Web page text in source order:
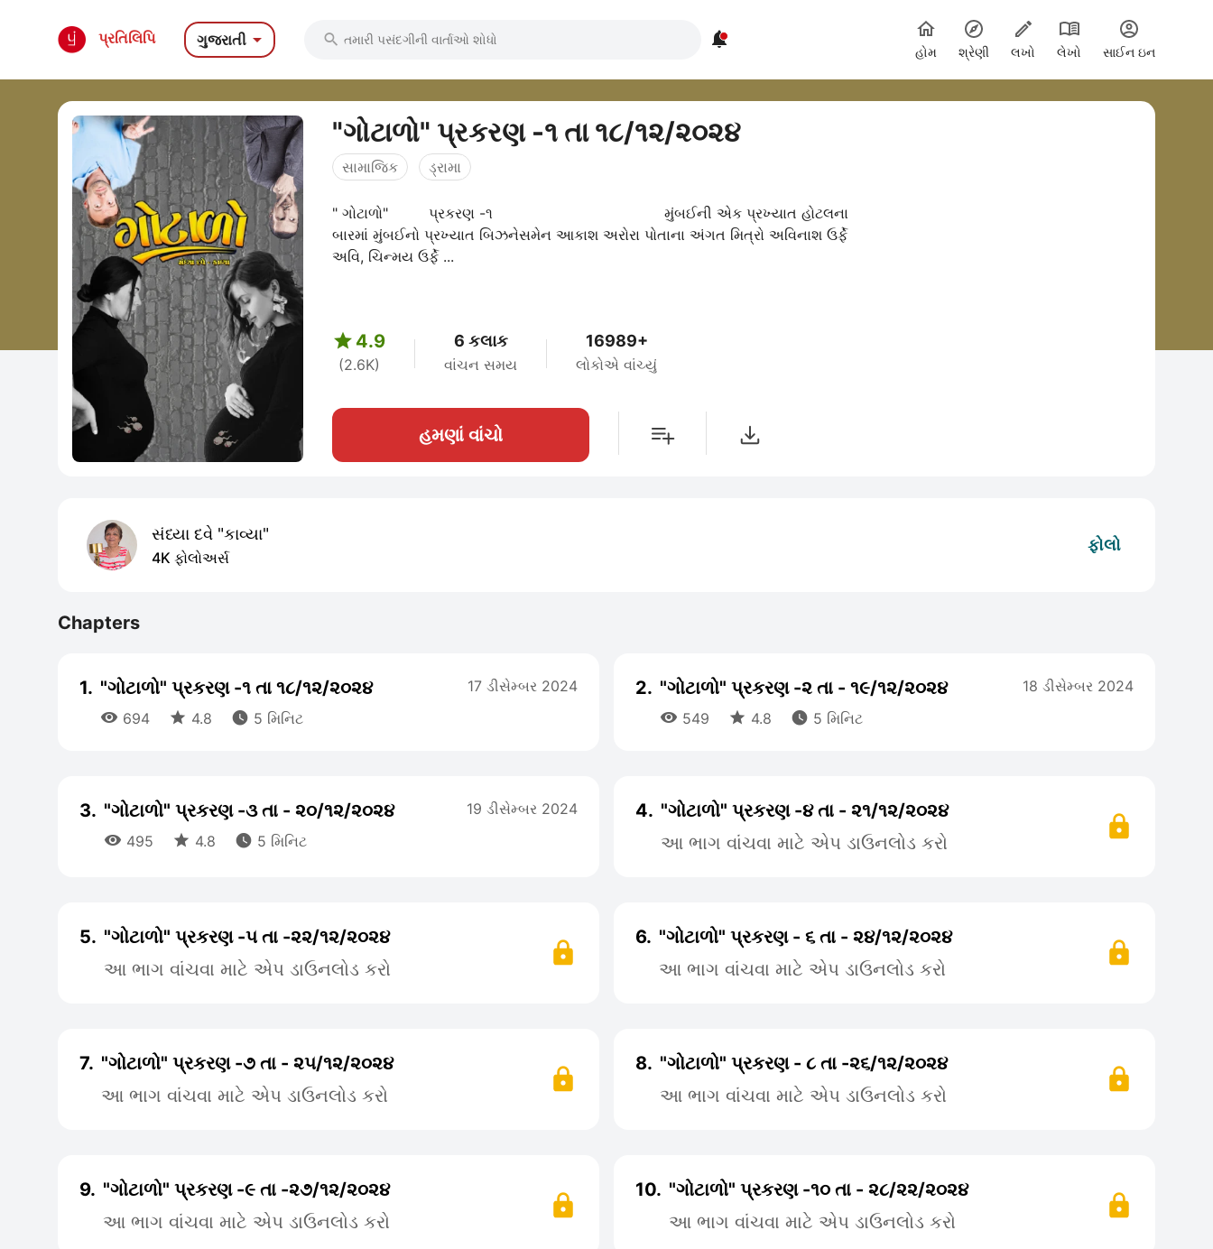
પ્રતિલિપિ ગુજરાતી   
હોમ શ્રેણી લખો લેખો સાઈન ઇન
"ગોટાળો" પ્રકરણ -૧ તા ૧૮/૧૨/૨૦૨૪
સામાજિક ડ્રામા
" ગોટાળો" પ્રકરણ -૧ મુંબઈની એક પ્રખ્યાત હોટલના
બારમાં મુંબઈનો પ્રખ્યાત બિઝનેસમેન આકાશ અરોરા પોતાના અંગત મિત્રો અવિનાશ ઉર્ફે
અવિ, ચિન્મય ઉર્ફે ...
 4.9
(2.6K)
6 કલાક
વાંચન સમય
16989+
લોકોએ વાંચ્યું
હમણાં વાંચો
સંધ્યા દવે "કાવ્યા"
4K ફોલોઅર્સ
ફોલો
Chapters
1. "ગોટાળો" પ્રકરણ -૧ તા ૧૮/૧૨/૨૦૨૪
 694  4.8  5 મિનિટ
17 ડીસેમ્બર 2024 2. "ગોટાળો" પ્રકરણ -૨ તા - ૧૯/૧૨/૨૦૨૪
 549  4.8  5 મિનિટ
18 ડીસેમ્બર 2024
3. "ગોટાળો" પ્રકરણ -૩ તા - ૨૦/૧૨/૨૦૨૪
 495  4.8  5 મિનિટ
19 ડીસેમ્બર 2024 4. "ગોટાળો" પ્રકરણ -૪ તા - ૨૧/૧૨/૨૦૨૪
આ ભાગ વાંચવા માટે એપ ડાઉનલોડ કરો
5. "ગોટાળો" પ્રકરણ -૫ તા -૨૨/૧૨/૨૦૨૪
આ ભાગ વાંચવા માટે એપ ડાઉનલોડ કરો
6. "ગોટાળો" પ્રકરણ - ૬ તા - ૨૪/૧૨/૨૦૨૪
આ ભાગ વાંચવા માટે એપ ડાઉનલોડ કરો
7. "ગોટાળો" પ્રકરણ -૭ તા - ૨૫/૧૨/૨૦૨૪
આ ભાગ વાંચવા માટે એપ ડાઉનલોડ કરો
8. "ગોટાળો" પ્રકરણ - ૮ તા -૨૬/૧૨/૨૦૨૪
આ ભાગ વાંચવા માટે એપ ડાઉનલોડ કરો
9. "ગોટાળો" પ્રકરણ -૯ તા -૨૭/૧૨/૨૦૨૪
આ ભાગ વાંચવા માટે એપ ડાઉનલોડ કરો
10. "ગોટાળો" પ્રકરણ -૧૦ તા - ૨૮/૨૨/૨૦૨૪
આ ભાગ વાંચવા માટે એપ ડાઉનલોડ કરો